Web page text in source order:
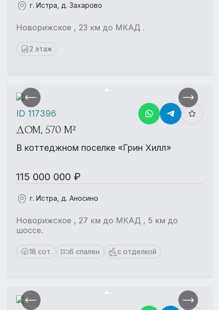
г. Истра, д. Захарово
Новорижское , 23 км до МКАД .
2 этаж
ДОМ, 570 М²
В коттеджном поселке «Грин Хилл»
115 000 000 ₽
г. Истра, д. Аносино
Новорижское , 27 км до МКАД , 5 км до
шоссе.
18 сот. 6 спален с отделкой
ID 117396